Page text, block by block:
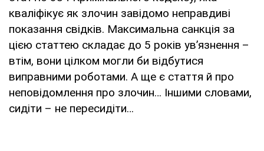
кваліфікує як злочин завідомо неправдиві
показання свідків. Максимальна санкція за
цією статтею складає до 5 років ув’язнення –
втім, вони цілком могли би відбутися
виправними роботами. А ще є стаття й про
неповідомлення про злочин… Іншими словами,
сидіти – не пересидіти…